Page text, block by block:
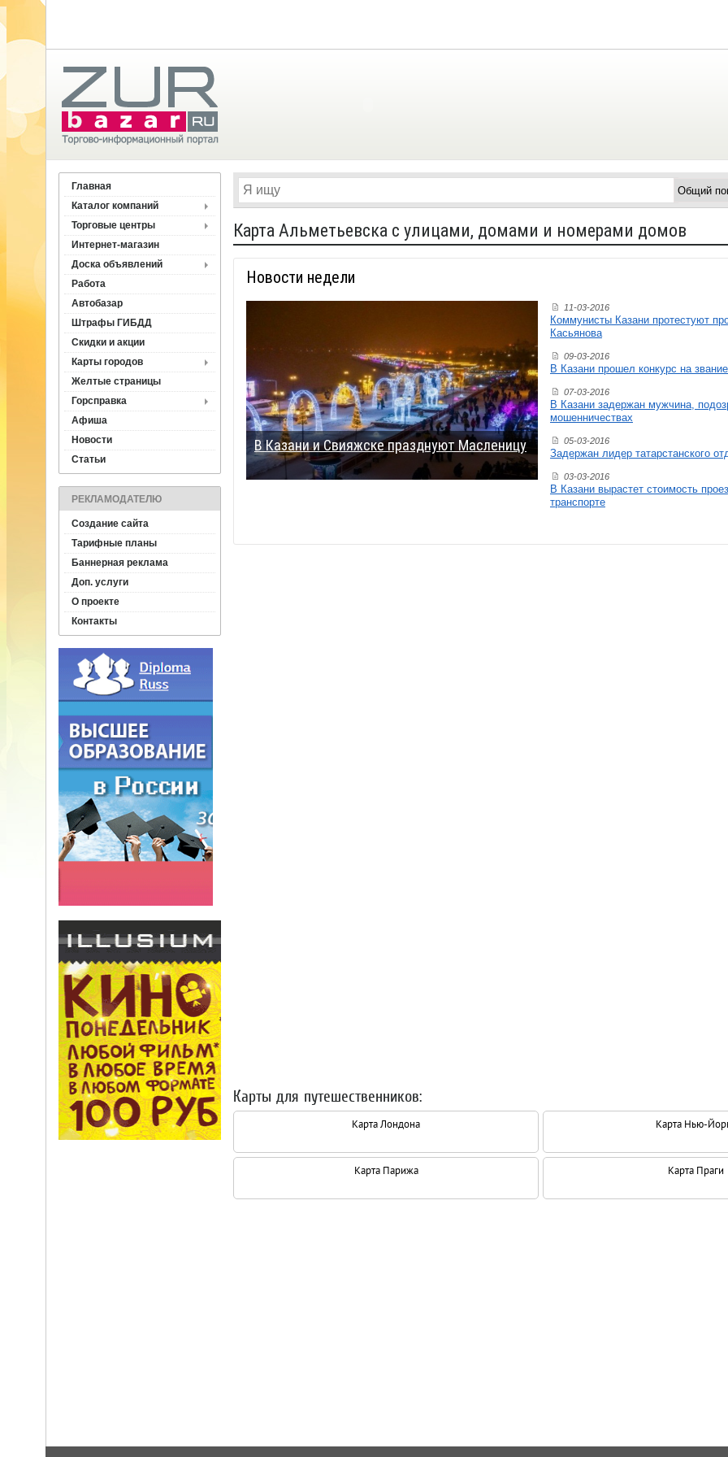
Главная
Каталог компаний
Торговые центры
Интернет-магазин
Доска объявлений
Работа
Автобазар
Штрафы ГИБДД
Скидки и акции
Карты городов
Желтые страницы
Горсправка
Афиша
Новости
Статьи
РЕКЛАМОДАТЕЛЮ
Создание сайта
Тарифные планы
Баннерная реклама
Доп. услуги
О проекте
Контакты
Карта Альметьевска с улицами, домами и номерами домов
Новости недели
В Казани и Свияжске празднуют Масленицу
11-03-2016
Коммунисты Казани протестуют
Касьянова
09-03-2016
В Казани прошел конкурс на
07-03-2016
В Казани задержан мужчина,
мошенничествах
05-03-2016
Задержан лидер татарстанского
03-03-2016
В Казани вырастет стоимость
транспорте
Карты для путешественников:
Карта Лондона Карта Нью-
Карта Парижа Карта Праги